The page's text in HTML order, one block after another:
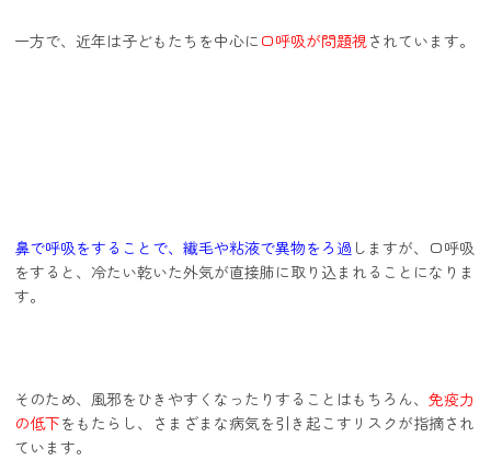
一方で、近年は子どもたちを中心に 口呼吸が問題視されています。
鼻で呼吸をすることで、繊毛や粘液で異物をろ過 しますが、口呼吸
をすると、冷たい乾いた外気が直接肺に取り込まれることになりま
す。
そのため、風邪をひきやすくなったりすることはもちろん、免疫力
の低下をもたらし、さまざまな病気を引き起こすリスクが指摘され
ています。